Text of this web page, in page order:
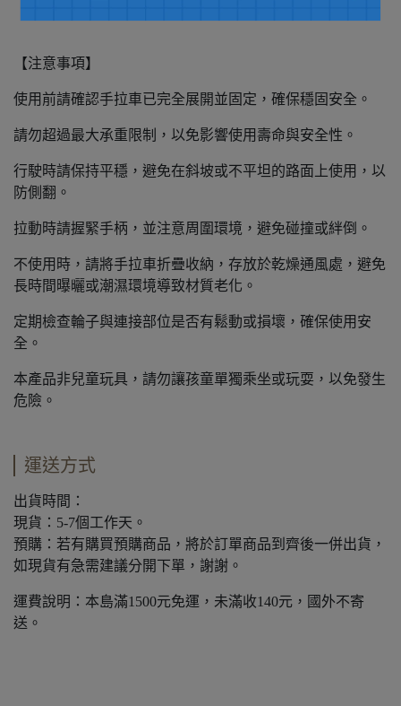
【注意事項】
使用前請確認手拉車已完全展開並固定，確保穩固安全。
請勿超過最大承重限制，以免影響使用壽命與安全性。
行駛時請保持平穩，避免在斜坡或不平坦的路面上使用，以
防側翻。
拉動時請握緊手柄，並注意周圍環境，避免碰撞或絆倒。
不使用時，請將手拉車折疊收納，存放於乾燥通風處，避免
長時間曝曬或潮濕環境導致材質老化。
定期檢查輪子與連接部位是否有鬆動或損壞，確保使用安
全。
本產品非兒童玩具，請勿讓孩童單獨乘坐或玩耍，以免發生
危險。
運送方式
出貨時間：
現貨：5-7個工作天。
預購：若有購買預購商品，將於訂單商品到齊後一併出貨，
如現貨有急需建議分開下單，謝謝。
運費說明：本島滿1500元免運，未滿收140元，國外不寄
送。